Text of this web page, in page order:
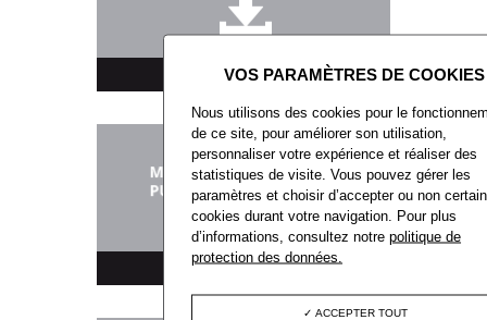
TÉLÉCHARGEMENT
MARCHÉS PUBLICS
Nous utilisons des cookies pour le
de ce site, pour améliorer son utilisation,
personnaliser votre expérience et réaliser des
statistiques de visite. Vous pouvez gérer les
paramètres et choisir d’accepter ou non
cookies durant votre navigation. Pour plus
d’informations, consultez notrepolitique de
protection des données.
ACCEPTER TOUT